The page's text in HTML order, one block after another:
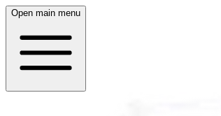
Open main menu